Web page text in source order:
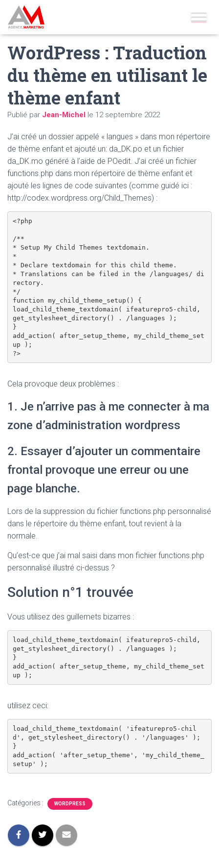
Accueil Blog
utilisant le thème enfant
WordPress : Traduction
du thème en utilisant le
thème enfant
Publié par Jean-Michel le 12 septembre 2022
J’ai créé un dossier appelé « langues » dans mon répertoire
de thème enfant et ajouté un: da_DK.po et un fichier
da_DK.mo généré à l’aide de POedit. J’ai créé un fichier
functions.php dans mon répertoire de thème enfant et
ajouté les lignes de code suivantes (comme guidé ici :
http://codex.wordpress.org/Child_Themes) :
<?php
/**
* Setup My Child Themes textdomain.
*
* Declare textdomain for this child theme.
* Translations can be filed in the /languages/ di
rectory.
*/
function my_child_theme_setup() {
load_child_theme_textdomain( ifeaturepro5-child,
get_stylesheet_directory() . /languages );
}
add_action( after_setup_theme, my_child_theme_set
up );
?>
Cela provoque deux problèmes :
1. Je n’arrive pas à me connecter à ma
zone d’administration wordpress
2. Essayer d’ajouter un commentaire
frontal provoque une erreur ou une
page blanche.
Lors de la suppression du fichier functions.php personnalisé
dans le répertoire du thème enfant, tout revient à la
normale.
Qu’est-ce que j’ai mal saisi dans mon fichier functions.php
personnalisé illustré ci-dessus ?
Solution n°1 trouvée
Vous utilisez des guillemets bizarres :
load_child_theme_textdomain( ifeaturepro5-child,
get_stylesheet_directory() . /languages );
}
add_action( after_setup_theme, my_child_theme_set
utilisez ceci:
load_child_theme_textdomain( 'ifeaturepro5-chil
d', get_stylesheet_directory() . '/languages' );
}
add_action( 'after_setup_theme', 'my_child_theme_
Catégories : WORDPRESS